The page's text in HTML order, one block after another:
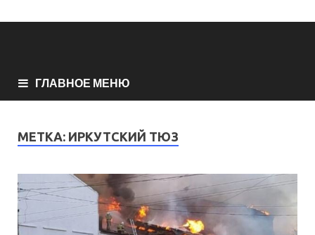
ГЛАВНОЕ МЕНЮ
МЕТКА: ИРКУТСКИЙ ТЮЗ